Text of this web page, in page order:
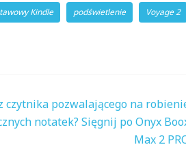
Kindle podświetlenie Voyage 2
czytnika pozwalającego na
notatek? Sięgnij po Onyx
Max 2